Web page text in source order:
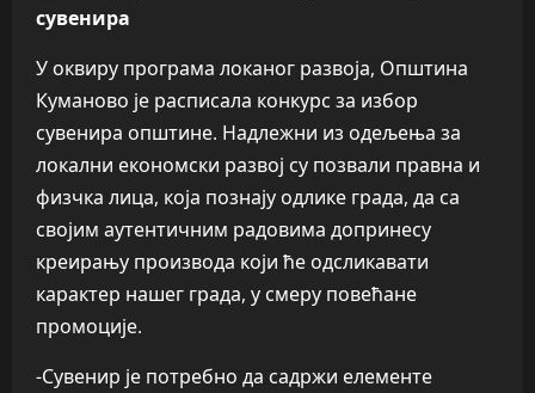
сувенира
У оквиру програма локаног развоја, Општина
Куманово је расписала конкурс за избор
сувенира општине. Надлежни из одељења за
локални економски развој су позвали правна и
физчка лица, која познају одлике града, да са
својим аутентичним радовима допринесу
креирању производа који ће одсликавати
карактер нашег града, у смеру повећане
промоције.
-Сувенир је потребно да садржи елементе